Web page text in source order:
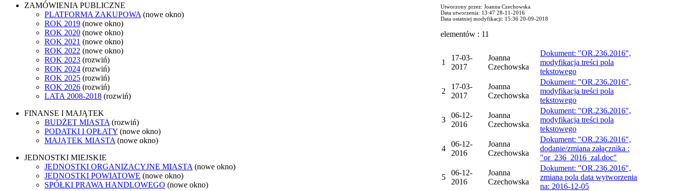
ZAMÓWIENIA PUBLICZNE
PLATFORMA ZAKUPOWA (nowe okno)
ROK 2019 (nowe okno)
ROK 2020 (nowe okno)
ROK 2021 (nowe okno)
ROK 2022 (nowe okno)
ROK 2023 (rozwiń)
ROK 2024 (rozwiń)
ROK 2025 (rozwiń)
ROK 2026 (rozwiń)
LATA 2008-2018 (rozwiń)
FINANSE I MAJĄTEK
BUDŻET MIASTA (rozwiń)
PODATKI I OPŁATY (nowe okno)
MAJĄTEK MIASTA (nowe okno)
JEDNOSTKI MIEJSKIE
JEDNOSTKI ORGANIZACYJNE MIASTA (nowe okno)
JEDNOSTKI POWIATOWE (nowe okno)
SPÓŁKI PRAWA HANDLOWEGO (nowe okno)
Utworzony przez: Joanna Czechowska
Data utworzenia: 13:47 28-11-2016
Data ostatniej modyfikacji: 15:36 20-09-2018
elementów : 11
1
17-03-
2017
Joanna
Czechowska
Dokument: "OR.236.2016",
modyfikacja treści pola
tekstowego
2
17-03-
2017
Joanna
Czechowska
Dokument: "OR.236.2016",
modyfikacja treści pola
tekstowego
3
06-12-
2016
Joanna
Czechowska
Dokument: "OR.236.2016",
modyfikacja treści pola
tekstowego
4
06-12-
2016
Joanna
Czechowska
Dokument: "OR.236.2016",
dodanie/zmiana załącznika :
"or_236_2016_zal.doc"
5
06-12-
2016
Joanna
Czechowska
Dokument: "OR.236.2016",
zmiana pola data wytworzenia
na: 2016-12-05